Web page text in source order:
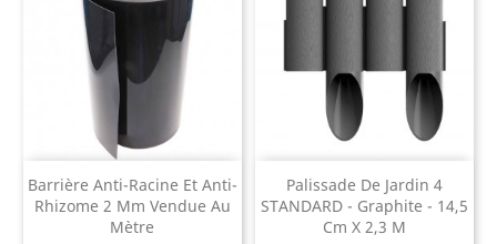
Barrière Anti-Racine Et Anti-
Rhizome 2 Mm Vendue Au
Mètre
Palissade De Jardin 4
STANDARD - Graphite - 14,5
Cm X 2,3 M